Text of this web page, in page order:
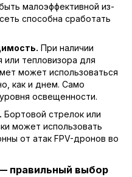
малоэффективной из-
способна сработать
При наличии
или тепловизора для
может использоваться
как и днем. Само
освещенности.
Бортовой стрелок или
может использовать
от атак FPV-дронов во
правильный выбор